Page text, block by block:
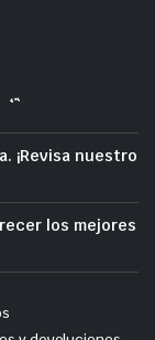
¡Revisa nuestro
los mejores